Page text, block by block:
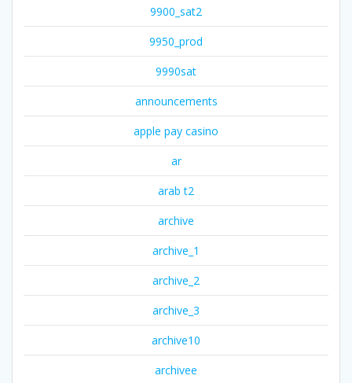
9900_sat2
9950_prod
9990sat
announcements
apple pay casino
ar
arab t2
archive
archive_1
archive_2
archive_3
archive10
archivee